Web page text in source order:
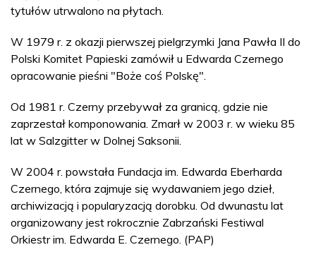
tytułów utrwalono na płytach.
W 1979 r. z okazji pierwszej pielgrzymki Jana Pawła II do
Polski Komitet Papieski zamówił u Edwarda Czernego
opracowanie pieśni "Boże coś Polskę".
Od 1981 r. Czerny przebywał za granicą, gdzie nie
zaprzestał komponowania. Zmarł w 2003 r. w wieku 85
lat w Salzgitter w Dolnej Saksonii.
W 2004 r. powstała Fundacja im. Edwarda Eberharda
Czernego, która zajmuje się wydawaniem jego dzieł,
archiwizacją i popularyzacją dorobku. Od dwunastu lat
organizowany jest rokrocznie Zabrzański Festiwal
Orkiestr im. Edwarda E. Czernego. (PAP)